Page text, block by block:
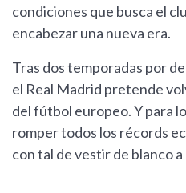
condiciones que busca el
encabezar una nueva era.
Tras dos temporadas por
el Real Madrid pretende
del fútbol europeo. Y para
romper todos los récords
con tal de vestir de blanco a